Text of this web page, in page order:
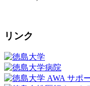
リンク